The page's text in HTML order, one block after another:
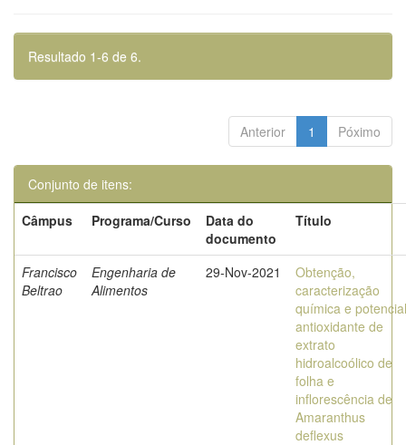
Resultado 1-6 de 6.
Anterior 1 Póximo
Conjunto de itens:
Câmpus
Programa/Curso
Data do
documento
Título
Francisco
Beltrao
Engenharia de
Alimentos
29-Nov-2021
Obtenção,
caracterização
química e potencial
antioxidante de
extrato
hidroalcoólico de
folha e
inflorescência de
Amaranthus
deflexus